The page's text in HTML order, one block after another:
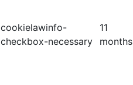
cookielawinfo-
checkbox-necessary
11
months